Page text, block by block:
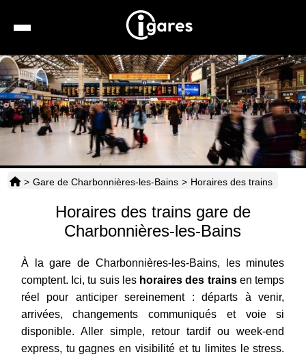
Recherche
Location de voiture
Hôtels
Horaires
> Gare de Charbonnières-les-Bains > Horaires des trains
Horaires des trains gare de
Charbonnières-les-Bains
À la gare de Charbonnières-les-Bains, les minutes
comptent. Ici, tu suis les horaires des trainsen temps
réel pour anticiper sereinement : départs à venir,
arrivées, changements communiqués et voie si
disponible. Aller simple, retour tardif ou week-end
express, tu gagnes en visibilité et tu limites le stress.